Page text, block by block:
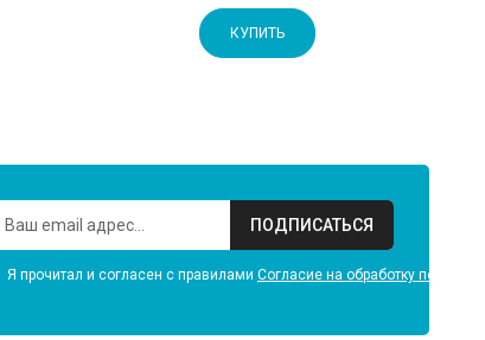
КУПИТЬ
ПОДПИСАТЬСЯ
Я прочитал и согласен с правилами Согласие на обработку